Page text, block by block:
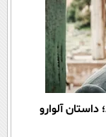
داستان آلوارو